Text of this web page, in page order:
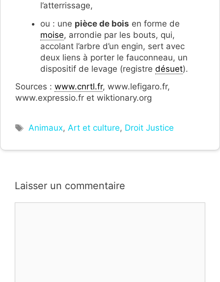
l’atterrissage,
ou : une pièce de bois en forme de
moise, arrondie par les bouts, qui,
accolant l’arbre d’un engin, sert avec
deux liens à porter le fauconneau, un
dispositif de levage (registre désuet).
Sources : www.cnrtl.fr, www.lefigaro.fr,
www.expressio.fr et wiktionary.org
Étiquettes
Animaux,Art et culture, Droit Justice
Laisser un commentaire